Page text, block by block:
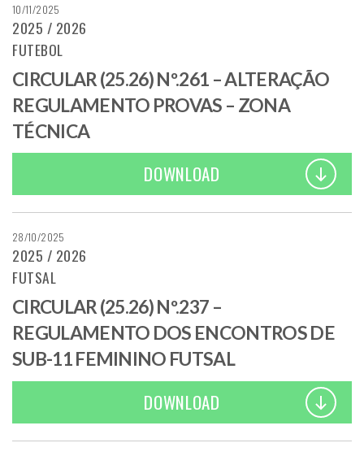
10/11/2025
2025 / 2026
FUTEBOL
CIRCULAR (25.26) Nº.261 – ALTERAÇÃO
REGULAMENTO PROVAS – ZONA
TÉCNICA
DOWNLOAD
28/10/2025
2025 / 2026
FUTSAL
CIRCULAR (25.26) Nº.237 –
REGULAMENTO DOS ENCONTROS DE
SUB-11 FEMININO FUTSAL
DOWNLOAD